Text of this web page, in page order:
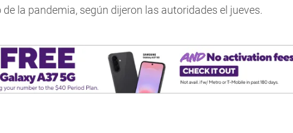
la pandemia, según dijeron las autoridades el jueves.